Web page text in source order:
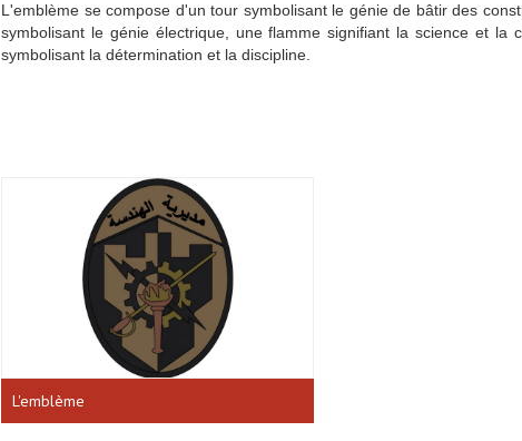
L'emblème se compose d'un tour symbolisant le génie de bâtir des
symbolisant le génie électrique, une flamme signifiant la science et la
symbolisant la détermination et la discipline.
L'emblème